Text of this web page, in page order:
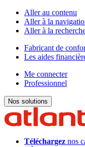
Aller au contenu
Aller à la
Aller à la
Fabricant de
Les aides
Me connecter
Professionnel
Nos solutions
Téléchargez nos